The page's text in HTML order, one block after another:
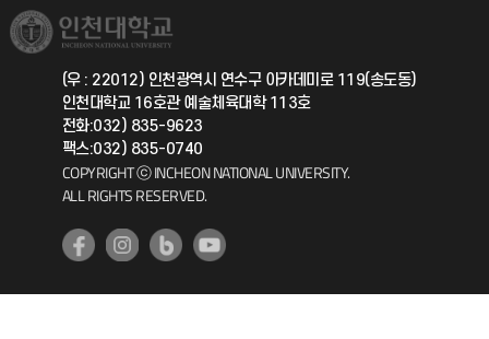
취업정보(학생)
총동문회
국제지원과
공자아카데미
기초교육원
(우 : 22012) 인천광역시 연수구 아카데미로 119(송도동)
인천대학교 16호관 예술체육대학 113호
전화:032) 835-9623
팩스:032) 835-0740
COPYRIGHT ⓒ INCHEON NATIONAL UNIVERSITY.
ALL RIGHTS RESERVED.